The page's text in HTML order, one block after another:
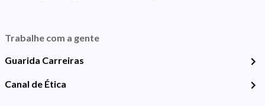
Trabalhe com a gente
Guarida Carreiras
Canal de Ética